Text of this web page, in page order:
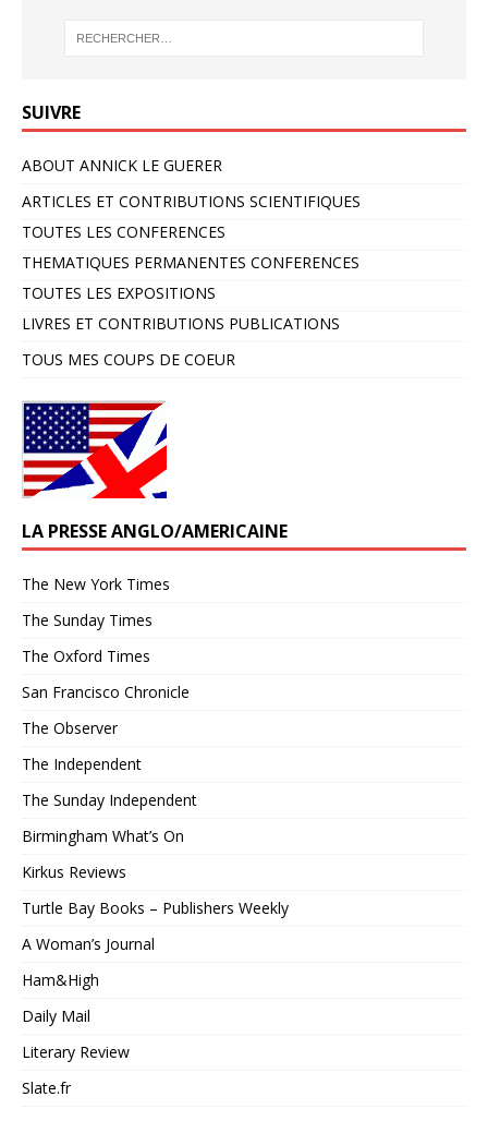
SUIVRE
ABOUT ANNICK LE GUERER
ARTICLES ET CONTRIBUTIONS SCIENTIFIQUES
TOUTES LES CONFERENCES
THEMATIQUES PERMANENTES CONFERENCES
TOUTES LES EXPOSITIONS
LIVRES ET CONTRIBUTIONS PUBLICATIONS
TOUS MES COUPS DE COEUR
LA PRESSE ANGLO/AMERICAINE
The New York Times
The Sunday Times
The Oxford Times
San Francisco Chronicle
The Observer
The Independent
The Sunday Independent
Birmingham What’s On
Kirkus Reviews
Turtle Bay Books – Publishers Weekly
A Woman’s Journal
Ham&High
Daily Mail
Literary Review
Slate.fr